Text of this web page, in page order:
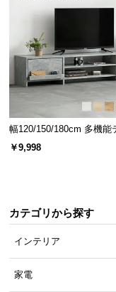
幅120/150/180cm 多機能
ード 木目/石目調 オープ
￥9,998
カテゴリから探す
インテリア
家電